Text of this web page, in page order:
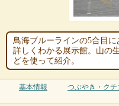
鳥海ブルーラインの5合目
詳しくわかる展示館。山の
どを使って紹介。
基本情報 つぶやき・クチ